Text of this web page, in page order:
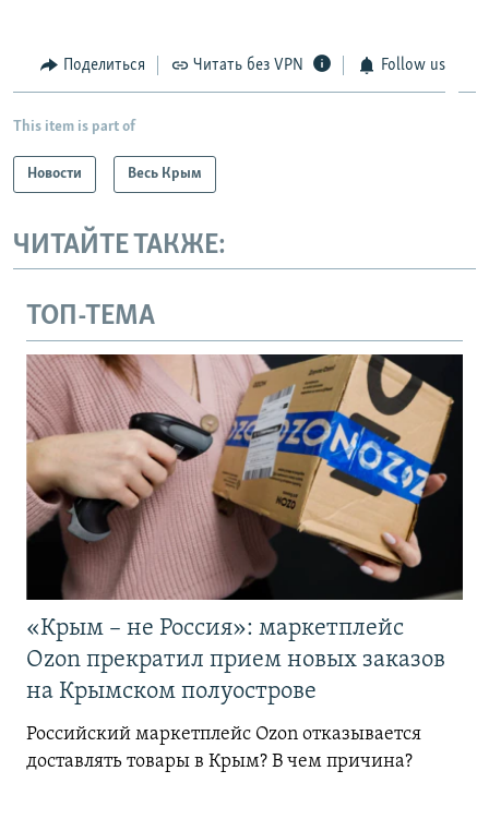
Поделиться Читать без VPN Follow us
This item is part of
Новости Весь Крым
ЧИТАЙТЕ ТАКЖЕ:
ТОП-ТЕМА
«Крым – не Россия»: маркетплейс
Ozon прекратил прием новых заказов
на Крымском полуострове
Российский маркетплейс Ozon отказывается
доставлять товары в Крым? В чем причина?